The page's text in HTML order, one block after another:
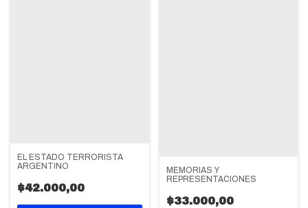
EL ESTADO TERRORISTA
ARGENTINO
$42.000,00
MEMORIAS Y
REPRESENTACIONES
$33.000,00